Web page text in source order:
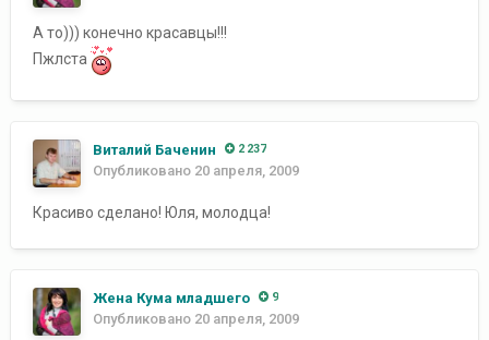
А то))) конечно красавцы!!!
Пжлста
Виталий Баченин 2 237
Опубликовано 20 апреля, 2009
Красиво сделано! Юля, молодца!
Жена Кума младшего 9
Опубликовано 20 апреля, 2009